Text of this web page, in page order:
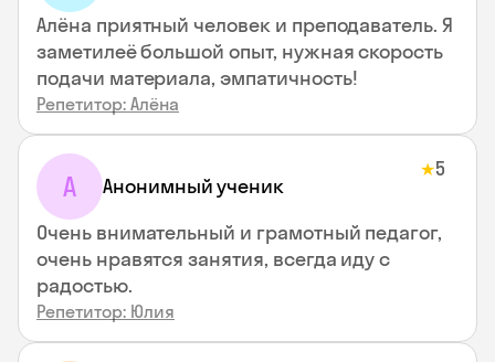
Алёна приятный человек и преподаватель. Я
заметилеё большой опыт, нужная скорость
подачи материала, эмпатичность!
Репетитор: Алёна
А Анонимный ученик
★5
Очень внимательный и грамотный педагог,
очень нравятся занятия, всегда иду с
радостью.
Репетитор: Юлия